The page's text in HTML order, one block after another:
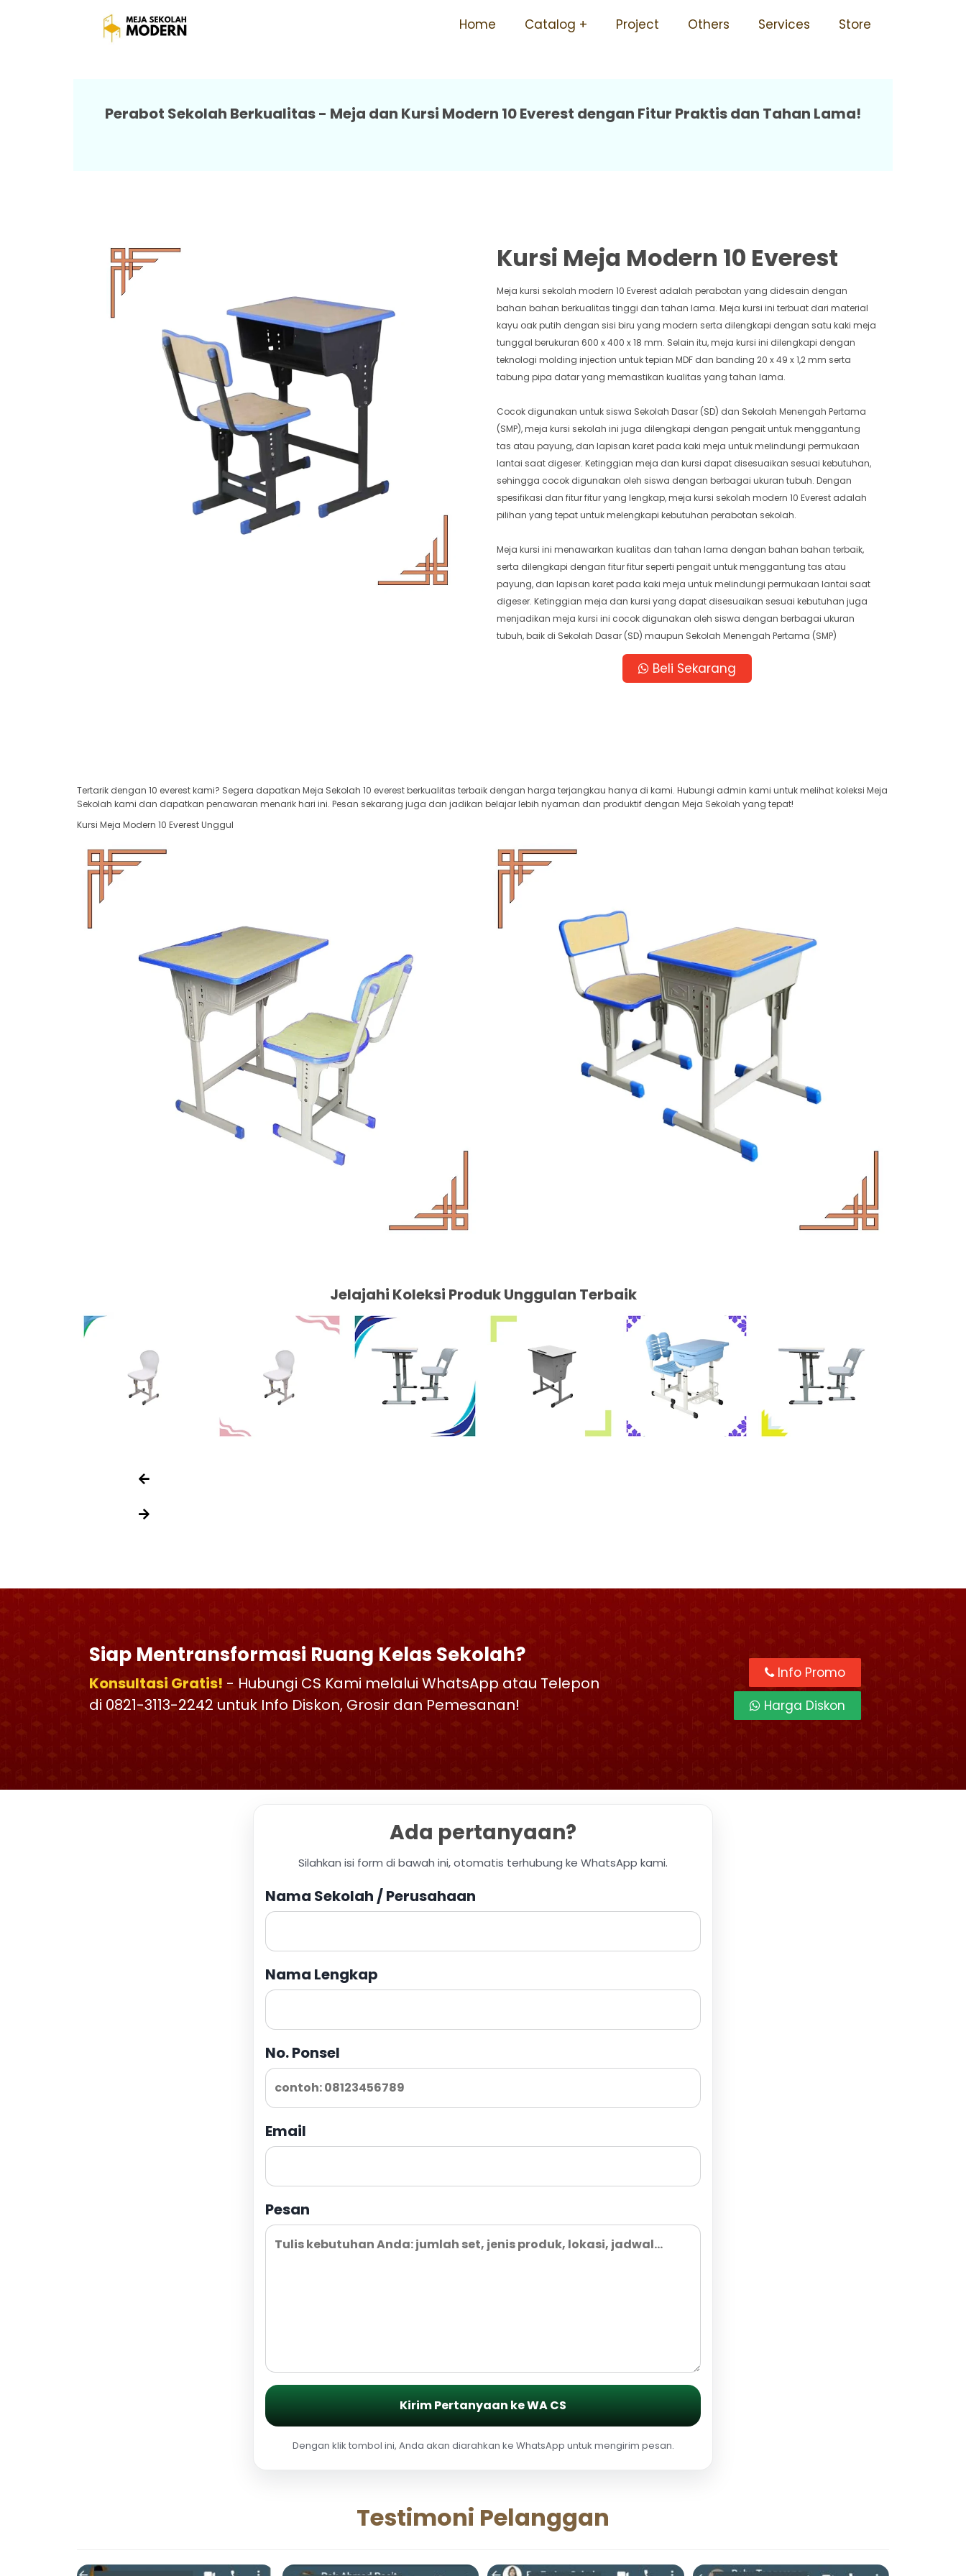
Home Catalog Project Others Services Store
Meja Murid Sekolah Tidak Mudah Rusak Ergonomis 10 Everest
Perabot Sekolah Berkualitas - Meja dan Kursi Modern 10 Everest dengan Fitur Praktis dan Tahan Lama!
Kursi Meja Modern 10 Everest
Meja kursi sekolah modern 10 Everest adalah perabotan yang didesain dengan
bahan bahan berkualitas tinggi dan tahan lama. Meja kursi ini terbuat dari material
kayu oak putih dengan sisi biru yang modern serta dilengkapi dengan satu kaki meja
tunggal berukuran 600 x 400 x 18 mm. Selain itu, meja kursi ini dilengkapi dengan
teknologi molding injection untuk tepian MDF dan banding 20 x 49 x 1,2 mm serta
tabung pipa datar yang memastikan kualitas yang tahan lama.
Cocok digunakan untuk siswa Sekolah Dasar (SD) dan Sekolah Menengah Pertama
(SMP), meja kursi sekolah ini juga dilengkapi dengan pengait untuk menggantung
tas atau payung, dan lapisan karet pada kaki meja untuk melindungi permukaan
lantai saat digeser. Ketinggian meja dan kursi dapat disesuaikan sesuai kebutuhan,
sehingga cocok digunakan oleh siswa dengan berbagai ukuran tubuh. Dengan
spesifikasi dan fitur fitur yang lengkap, meja kursi sekolah modern 10 Everest adalah
pilihan yang tepat untuk melengkapi kebutuhan perabotan sekolah.
Meja kursi ini menawarkan kualitas dan tahan lama dengan bahan bahan terbaik,
serta dilengkapi dengan fitur fitur seperti pengait untuk menggantung tas atau
payung, dan lapisan karet pada kaki meja untuk melindungi permukaan lantai saat
digeser. Ketinggian meja dan kursi yang dapat disesuaikan sesuai kebutuhan juga
menjadikan meja kursi ini cocok digunakan oleh siswa dengan berbagai ukuran
tubuh, baik di Sekolah Dasar (SD) maupun Sekolah Menengah Pertama (SMP)
Beli Sekarang
Tertarik dengan 10 everest kami? Segera dapatkan Meja Sekolah 10 everest berkualitas terbaik dengan harga terjangkau hanya di kami. Hubungi admin kami untuk melihat koleksi Meja
Sekolah kami dan dapatkan penawaran menarik hari ini. Pesan sekarang juga dan jadikan belajar lebih nyaman dan produktif dengan Meja Sekolah yang tepat!
Kursi Meja Modern 10 Everest Unggul
Jelajahi Koleksi Produk Unggulan Terbaik
Siap Mentransformasi Ruang Kelas Sekolah?
Konsultasi Gratis! - Hubungi CS Kami melalui WhatsApp atau Telepon
di 0821-3113-2242 untuk Info Diskon, Grosir dan Pemesanan!
Info Promo
Harga Diskon
Ada pertanyaan?
Silahkan isi form di bawah ini, otomatis terhubung ke WhatsApp kami.
Nama Sekolah / Perusahaan
Nama Lengkap
No. Ponsel
Email
Pesan
Kirim Pertanyaan ke WA CS
Dengan klik tombol ini, Anda akan diarahkan ke WhatsApp untuk mengirim pesan.
Testimoni Pelanggan